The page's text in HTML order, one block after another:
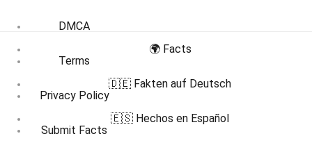
DMCA
Terms
Privacy Policy
Submit Facts
🌍 Facts
🇩🇪 Fakten auf Deutsch
🇪🇸 Hechos en Español